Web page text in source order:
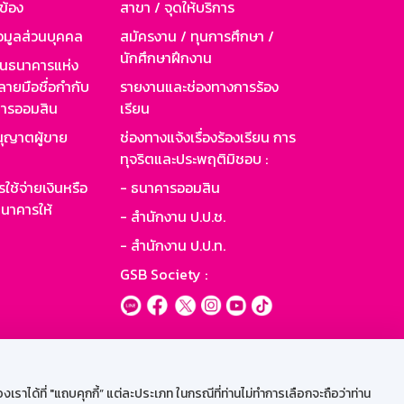
ได้ที่ "แถบคุกกี้” แต่ละประเภท ในกรณีที่ท่านไม่ทำการเลือกจะถือว่าท่าน
อง
มูลส่วนบุคคล
นาคารแห่ง
ายมือชื่อกำกับ
รออมสิน
ญาตผู้ขาย
ช้จ่ายเงินหรือ
คารให้
สาขา / จุดให้บริการ
สมัครงาน / ทุนการศึกษา /
นักศึกษาฝึกงาน
รายงานและช่องทางการร้อง
เรียน
ช่องทางแจ้งเรื่องร้องเรียน การ
ทุจริตและประพฤติมิชอบ :
- ธนาคารออมสิน
- สำนักงาน ป.ป.ช.
- สำนักงาน ป.ป.ท.
GSB Society :